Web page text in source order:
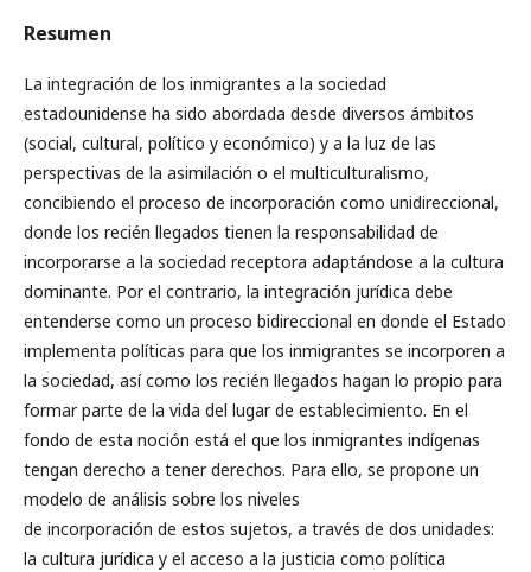
Resumen
La integración de los inmigrantes a la sociedad
estadounidense ha sido abordada desde diversos ámbitos
(social, cultural, político y económico) y a la luz de las
perspectivas de la asimilación o el multiculturalismo,
concibiendo el proceso de incorporación como unidireccional,
donde los recién llegados tienen la responsabilidad de
incorporarse a la sociedad receptora adaptándose a la cultura
dominante. Por el contrario, la integración jurídica debe
entenderse como un proceso bidireccional en donde el Estado
implementa políticas para que los inmigrantes se incorporen a
la sociedad, así como los recién llegados hagan lo propio para
formar parte de la vida del lugar de establecimiento. En el
fondo de esta noción está el que los inmigrantes indígenas
tengan derecho a tener derechos. Para ello, se propone un
modelo de análisis sobre los niveles
de incorporación de estos sujetos, a través de dos unidades:
la cultura jurídica y el acceso a la justicia como política